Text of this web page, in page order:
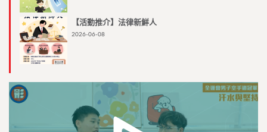
【活動推介】法律新鮮人
2026-06-08